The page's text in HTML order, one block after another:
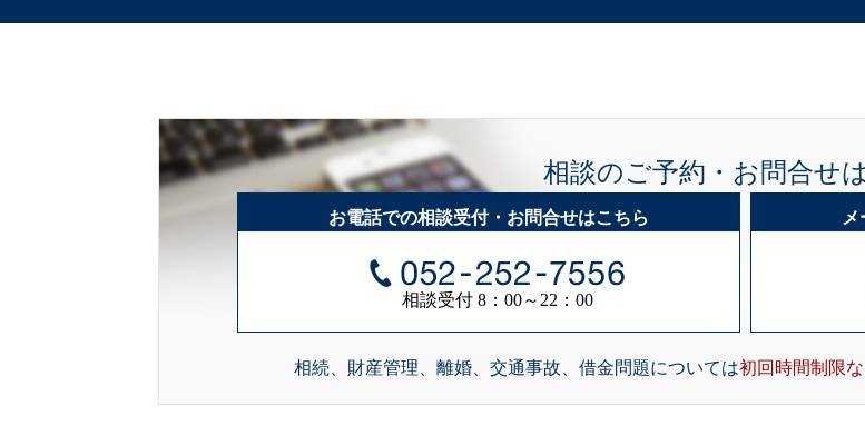
相談のご予約・お問合せ
お電話での相談受付・お問合せはこちら
相談受付 8：00～22：00
相続、財産管理、離婚、交通事故、借金問題については初回時間制限な